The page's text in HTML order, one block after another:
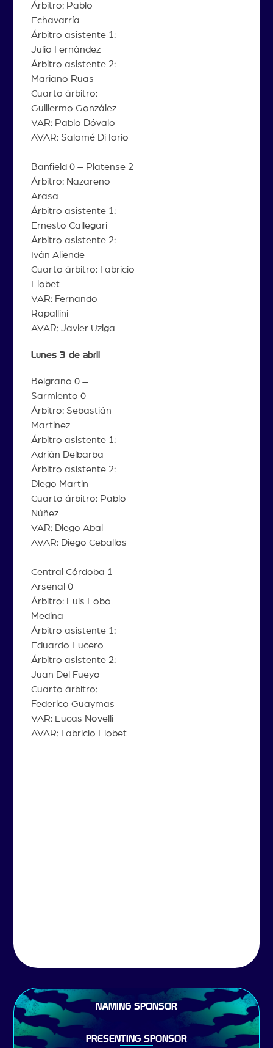
Árbitro: Pablo
Echavarría
Árbitro asistente 1:
Julio Fernández
Árbitro asistente 2:
Mariano Ruas
Cuarto árbitro:
Guillermo González
VAR: Pablo Dóvalo
AVAR: Salomé Di Iorio
Banfield 0 – Platense 2
Árbitro: Nazareno
Arasa
Árbitro asistente 1:
Ernesto Callegari
Árbitro asistente 2:
Iván Aliende
Cuarto árbitro: Fabricio
Llobet
VAR: Fernando
Rapallini
AVAR: Javier Uziga
Lunes 3 de abril
Belgrano 0 –
Sarmiento 0
Árbitro: Sebastián
Martínez
Árbitro asistente 1:
Adrián Delbarba
Árbitro asistente 2:
Diego Martin
Cuarto árbitro: Pablo
Núñez
VAR: Diego Abal
AVAR: Diego Ceballos
Central Córdoba 1 –
Arsenal 0
Árbitro: Luis Lobo
Medina
Árbitro asistente 1:
Eduardo Lucero
Árbitro asistente 2:
Juan Del Fueyo
Cuarto árbitro:
Federico Guaymas
VAR: Lucas Novelli
AVAR: Fabricio Llobet
NAMING SPONSOR
PRESENTING SPONSOR